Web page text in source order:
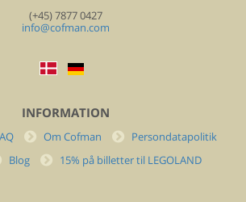
(+45) 7877 0427
info@cofman.com
INFORMATION
Om Cofman
Persondatapolitik
Blog 15% på billetter til LEGOLAND